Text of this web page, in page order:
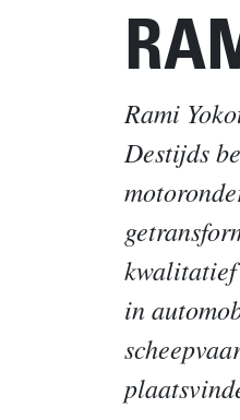
Rami
Destijds
kwalitatief
in